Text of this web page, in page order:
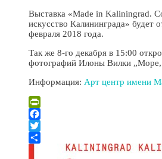
Выставка «Made in Kaliningrad.
искусство Калининграда» будет
февраля 2018 года.
Так же 8-го декабря в 15:00
фотографий Илоны Вилки
Информация: Арт центр имени
PrintFriendly
Facebook
Twitter
Отправить